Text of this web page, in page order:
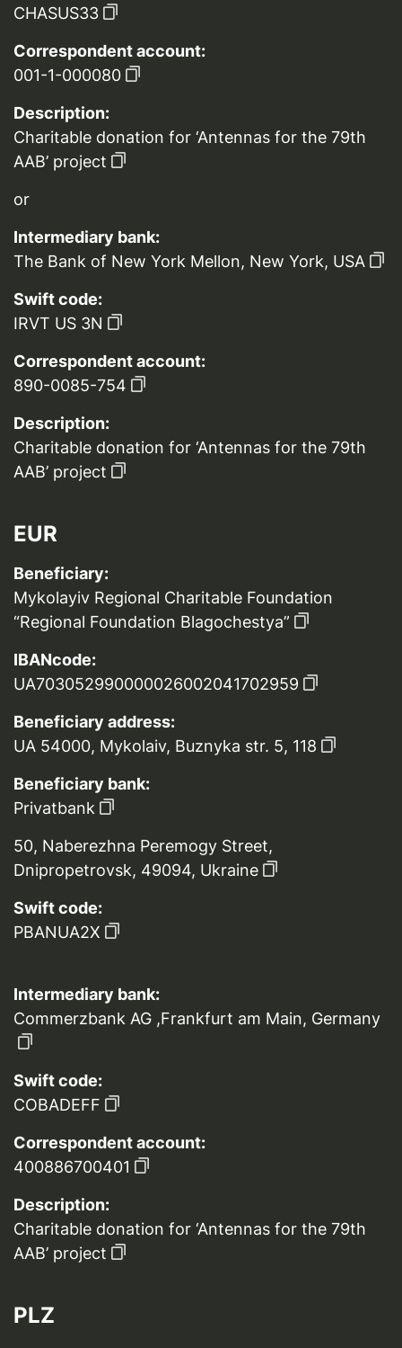
CHASUS33
Correspondent account:
001-1-000080
Description:
Charitable donation for ‘Antennas for the 79th
AAB’ project
or
Intermediary bank:
The Bank of New York Mellon, New York, USA
Swift code:
IRVT US 3N
Correspondent account:
890-0085-754
Description:
Charitable donation for ‘Antennas for the 79th
AAB’ project
EUR
Beneficiary:
Mykolayiv Regional Charitable Foundation
“Regional Foundation Blagochestya”
IBANcode:
UA703052990000026002041702959
Beneficiary address:
UA 54000, Mykolaiv, Buznyka str. 5, 118
Beneficiary bank:
Privatbank
50, Naberezhna Peremogy Street,
Dnipropetrovsk, 49094, Ukraine
Swift code:
PBANUA2X
Intermediary bank:
Commerzbank AG ,Frankfurt am Main, Germany
Swift code:
COBADEFF
Correspondent account:
400886700401
Description:
Charitable donation for ‘Antennas for the 79th
AAB’ project
PLZ